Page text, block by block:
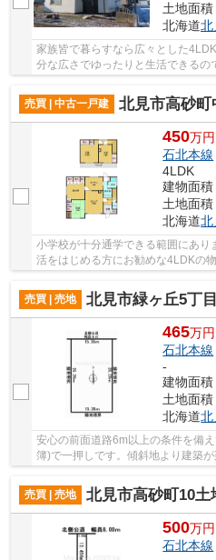
土地面積
北海道北
家族皆で暮らすなら広々とした
分な広さでゆったりと生活できる
売買 | 中古一戸建
北見市高砂町
450万円
石北本線
4LDK
建物面積
土地面積
北海道北
小学校が十分通学できる範囲にあ
活をはじめる方にお勧めな4LDKの
売買 | 売地
北見市緑ヶ丘5丁
465万円
石北本線
-
建物面積
土地面積
北海道北
安心の前面道路6m以上の条件を備
簿)で一押しです。傾斜地より建築
売買 | 売地
北見市高砂町10土
500万円
石北本線